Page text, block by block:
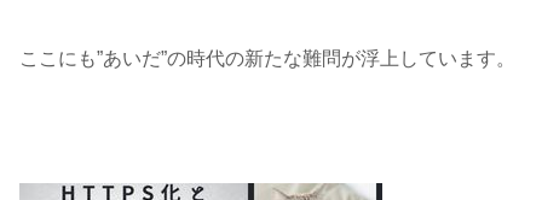
ここにも”あいだ”の時代の新たな難問が浮上しています。